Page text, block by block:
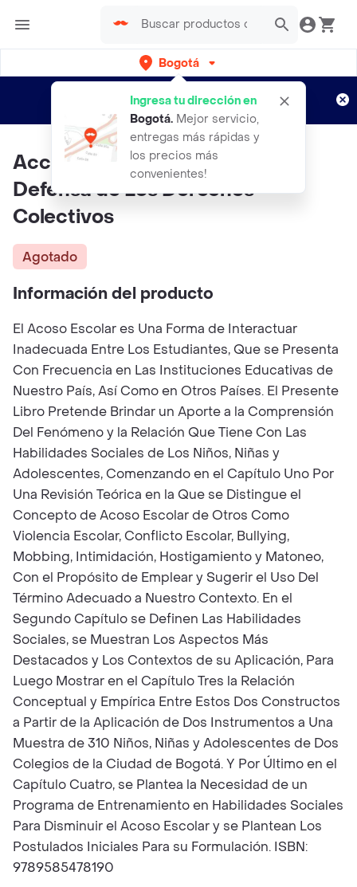
Bogotá
Ingresa tu dirección en
Bogotá. Mejor servicio,
entregas más rápidas y
los precios más
convenientes!
envíos gratis por semanas
Aplican TyC
Acciones Populares y Medidas
Defensa de Los Derechos
Colectivos
Agotado
Información del producto
El Acoso Escolar es Una Forma de Interactuar
Inadecuada Entre Los Estudiantes, Que se Presenta
Con Frecuencia en Las Instituciones Educativas de
Nuestro País, Así Como en Otros Países. El Presente
Libro Pretende Brindar un Aporte a la Comprensión
Del Fenómeno y la Relación Que Tiene Con Las
Habilidades Sociales de Los Niños, Niñas y
Adolescentes, Comenzando en el Capítulo Uno Por
Una Revisión Teórica en la Que se Distingue el
Concepto de Acoso Escolar de Otros Como
Violencia Escolar, Conflicto Escolar, Bullying,
Mobbing, Intimidación, Hostigamiento y Matoneo,
Con el Propósito de Emplear y Sugerir el Uso Del
Término Adecuado a Nuestro Contexto. En el
Segundo Capítulo se Definen Las Habilidades
Sociales, se Muestran Los Aspectos Más
Destacados y Los Contextos de su Aplicación, Para
Luego Mostrar en el Capítulo Tres la Relación
Conceptual y Empírica Entre Estos Dos Constructos
a Partir de la Aplicación de Dos Instrumentos a Una
Muestra de 310 Niños, Niñas y Adolescentes de Dos
Colegios de la Ciudad de Bogotá. Y Por Último en el
Capítulo Cuatro, se Plantea la Necesidad de un
Programa de Entrenamiento en Habilidades Sociales
Para Disminuir el Acoso Escolar y se Plantean Los
Postulados Iniciales Para su Formulación. ISBN:
9789585478190